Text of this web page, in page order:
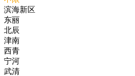
滨海新区
东丽
北辰
津南
西青
宁河
武清